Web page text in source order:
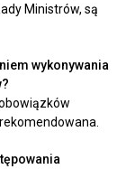
Ministrów, są
wykonywania